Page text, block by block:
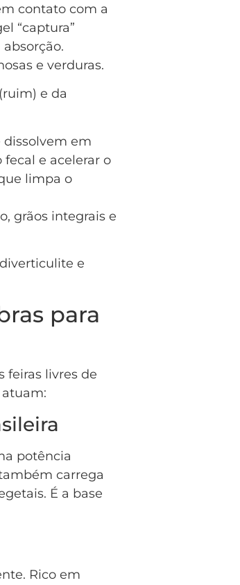
contato com a
“captura”
e verduras.
e da
dissolvem em
e acelerar o
limpa o
grãos integrais e
e
para
feiras livres de
potência
carrega
É a base
Rico em